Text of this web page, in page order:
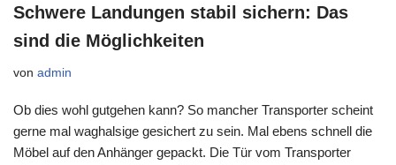
Schwere Landungen stabil sichern: Das
sind die Möglichkeiten
von admin
Ob dies wohl gutgehen kann? So mancher Transporter scheint
gerne mal waghalsige gesichert zu sein. Mal ebens schnell die
Möbel auf den Anhänger gepackt. Die Tür vom Transporter